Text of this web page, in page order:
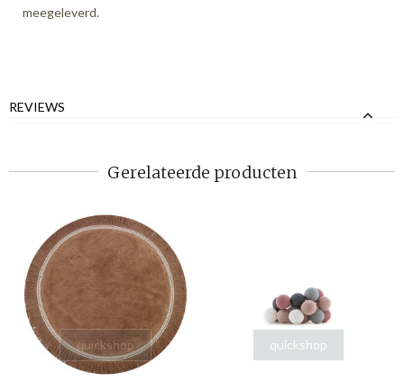
meegeleverd.
REVIEWS
Gerelateerde producten
quickshop quickshop